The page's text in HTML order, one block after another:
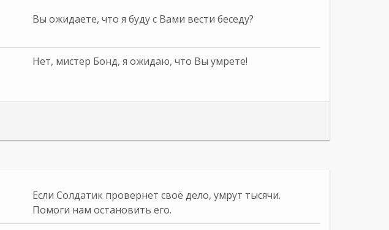
Вы ожидаете, что я буду с Вами вести беседу?
Нет, мистер Бонд, я ожидаю, что Вы умрете!
Если Солдатик провернет своё дело, умрут тысячи.
Помоги нам остановить его.